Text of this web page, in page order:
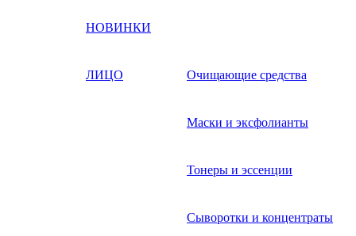
НОВИНКИ
ЛИЦО Очищающие средства
Маски и эксфолианты
Тонеры и эссенции
Сыворотки и концентраты